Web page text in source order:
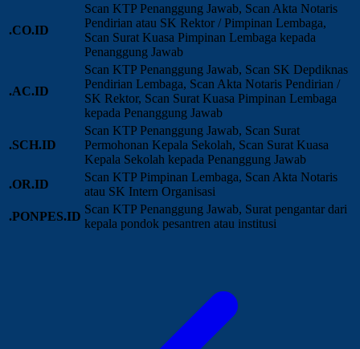
.CO.ID
Scan KTP Penanggung Jawab, Scan Akta Notaris
Pendirian atau SK Rektor / Pimpinan Lembaga,
Scan Surat Kuasa Pimpinan Lembaga kepada
Penanggung Jawab
.AC.ID
Scan KTP Penanggung Jawab, Scan SK Depdiknas
Pendirian Lembaga, Scan Akta Notaris Pendirian /
SK Rektor, Scan Surat Kuasa Pimpinan Lembaga
kepada Penanggung Jawab
.SCH.ID
Scan KTP Penanggung Jawab, Scan Surat
Permohonan Kepala Sekolah, Scan Surat Kuasa
Kepala Sekolah kepada Penanggung Jawab
.OR.ID
Scan KTP Pimpinan Lembaga, Scan Akta Notaris
atau SK Intern Organisasi
.PONPES.ID
Scan KTP Penanggung Jawab, Surat pengantar dari
kepala pondok pesantren atau institusi